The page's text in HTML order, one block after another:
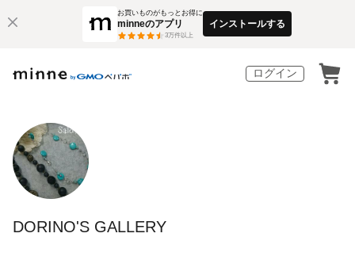
お買いものがもっとお得に
minneのアプリ
3万件以上
インストールする
ログイン
DORINO'S GALLERY